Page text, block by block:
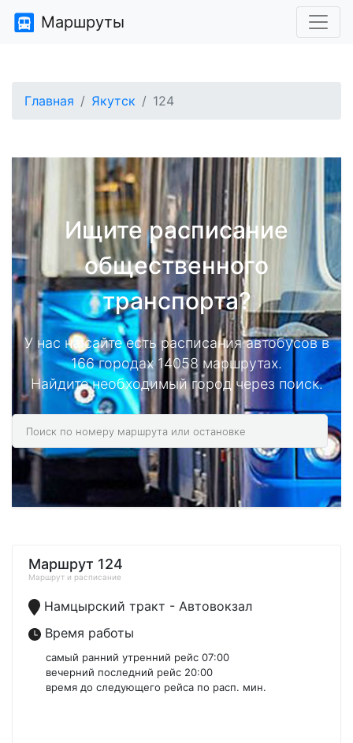
Маршруты
Главная Якутск 124
Ищите расписание
общественного
транспорта?
У нас на сайте есть расписания автобусов в
166 городах 14058 маршрутах.
Найдите необходимый город через поиск.
Маршрут 124
Маршрут и расписание
Намцырский тракт - Автовокзал
Время работы
самый ранний утренний рейс 07:00
вечерний последний рейс 20:00
время до следующего рейса по расп. мин.